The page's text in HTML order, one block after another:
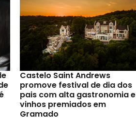
Castelo Saint Andrews
promove festival de dia dos
pais com alta gastronomia e
vinhos premiados em
Gramado